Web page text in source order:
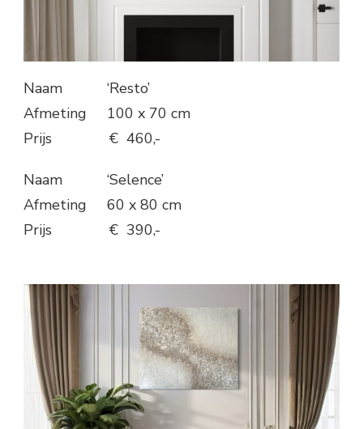
Naam ‘Resto’
Afmeting 100 x 70 cm
Prijs € 460,-
Naam ‘Selence’
Afmeting 60 x 80 cm
Prijs € 390,-